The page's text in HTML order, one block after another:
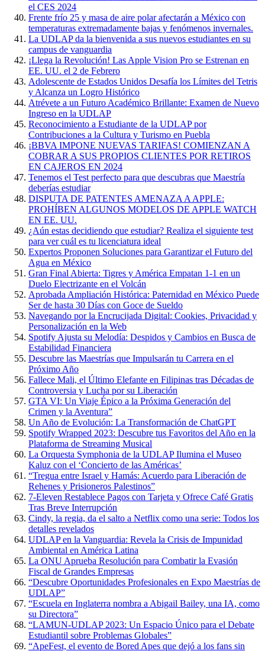
el CES 2024
Frente frío 25 y masa de aire polar afectarán a México con
temperaturas extremadamente bajas y fenómenos invernales.
La UDLAP da la bienvenida a sus nuevos estudiantes en su
campus de vanguardia
¡Llega la Revolución! Las Apple Vision Pro se Estrenan en
EE. UU. el 2 de Febrero
Adolescente de Estados Unidos Desafía los Límites del Tetris
y Alcanza un Logro Histórico
Atrévete a un Futuro Académico Brillante: Examen de Nuevo
Ingreso en la UDLAP
Reconocimiento a Estudiante de la UDLAP por
Contribuciones a la Cultura y Turismo en Puebla
¡BBVA IMPONE NUEVAS TARIFAS! COMIENZAN A
COBRAR A SUS PROPIOS CLIENTES POR RETIROS
EN CAJEROS EN 2024
Tenemos el Test perfecto para que descubras que Maestría
deberías estudiar
DISPUTA DE PATENTES AMENAZA A APPLE:
PROHÍBEN ALGUNOS MODELOS DE APPLE WATCH
EN EE. UU.
¿Aún estas decidiendo que estudiar? Realiza el siguiente test
para ver cuál es tu licenciatura ideal
Expertos Proponen Soluciones para Garantizar el Futuro del
Agua en México
Gran Final Abierta: Tigres y América Empatan 1-1 en un
Duelo Electrizante en el Volcán
Aprobada Ampliación Histórica: Paternidad en México Puede
Ser de hasta 30 Días con Goce de Sueldo
Navegando por la Encrucijada Digital: Cookies, Privacidad y
Personalización en la Web
Spotify Ajusta su Melodía: Despidos y Cambios en Busca de
Estabilidad Financiera
Descubre las Maestrías que Impulsarán tu Carrera en el
Próximo Año
Fallece Mali, el Último Elefante en Filipinas tras Décadas de
Controversia y Lucha por su Liberación
GTA VI: Un Viaje Épico a la Próxima Generación del
Crimen y la Aventura”
Un Año de Evolución: La Transformación de ChatGPT
Spotify Wrapped 2023: Descubre tus Favoritos del Año en la
Plataforma de Streaming Musical
La Orquesta Symphonia de la UDLAP Ilumina el Museo
Kaluz con el ‘Concierto de las Américas’
“Tregua entre Israel y Hamás: Acuerdo para Liberación de
Rehenes y Prisioneros Palestinos”
7-Eleven Restablece Pagos con Tarjeta y Ofrece Café Gratis
Tras Breve Interrupción
Cindy, la regia, da el salto a Netflix como una serie: Todos los
detalles revelados
UDLAP en la Vanguardia: Revela la Crisis de Impunidad
Ambiental en América Latina
La ONU Aprueba Resolución para Combatir la Evasión
Fiscal de Grandes Empresas
“Descubre Oportunidades Profesionales en Expo Maestrías de
UDLAP”
“Escuela en Inglaterra nombra a Abigail Bailey, una IA, como
su Directora”
“LAMUN-UDLAP 2023: Un Espacio Único para el Debate
Estudiantil sobre Problemas Globales”
“ApeFest, el evento de Bored Apes que dejó a los fans sin